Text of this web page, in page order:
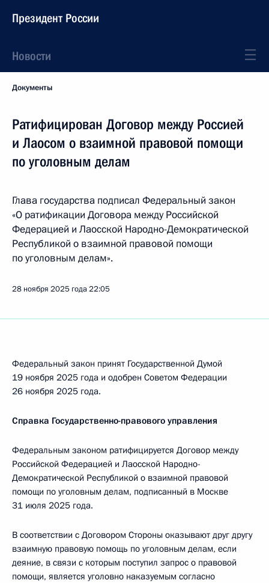
Президент России
Новости
Документы
Ратифицирован Договор между Россией
и Лаосом о взаимной правовой помощи
по уголовным делам
Глава государства подписал Федеральный закон
«О ратификации Договора между Российской
Федерацией и Лаосской Народно-Демократической
Республикой о взаимной правовой помощи
по уголовным делам».
28 ноября 2025 года22:05
Федеральный закон принят Государственной Думой
19 ноября 2025 года и одобрен Советом Федерации
26 ноября 2025 года.
Справка Государственно-правового управления
Федеральным законом ратифицируется Договор между
Российской Федерацией и Лаосской Народно-
Демократической Республикой о взаимной правовой
помощи по уголовным делам, подписанный в Москве
31 июля 2025 года.
В соответствии с Договором Стороны оказывают друг другу
взаимную правовую помощь по уголовным делам, если
деяние, в связи с которым поступил запрос о правовой
помощи, является уголовно наказуемым согласно